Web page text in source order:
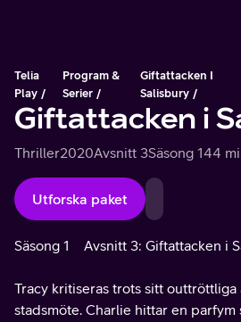
Telia
Play
Program &
Serier
Giftattacken I
Salisbury
Giftattacken i
Thriller2020Avsnitt 3Säsong 144
Utforska paket
Säsong 1 Avsnitt 3: Giftattacken i
Tracy kritiseras trots sitt
stadsmöte. Charlie hittar en